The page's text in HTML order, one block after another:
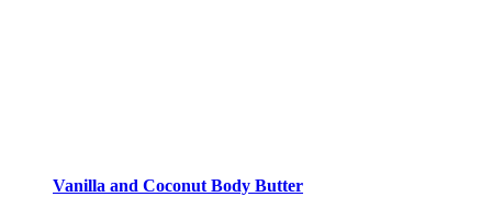
Vanilla and Coconut Body Butter